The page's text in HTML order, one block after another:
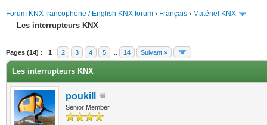
Forum KNX francophone / English KNX forum › Français › Matériel KNX
Les interrupteurs KNX
Pages (14) : 1 2 3 4 5 14 Suivant »
Les interrupteurs KNX
poukill
Senior Member